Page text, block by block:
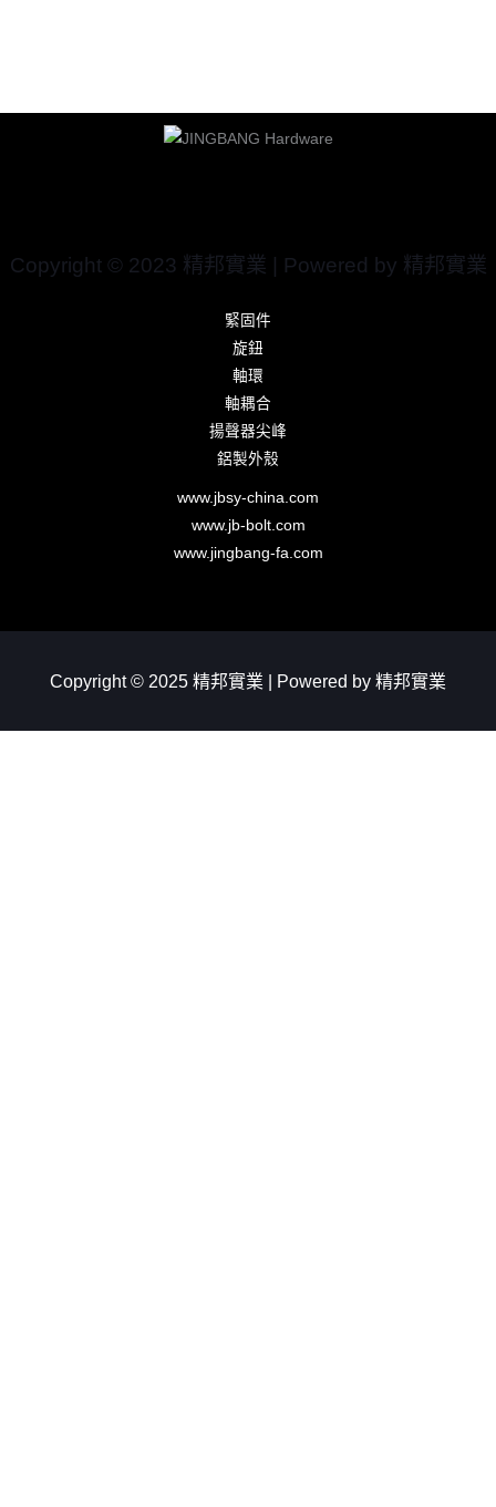
Copyright © 2023 精邦實業 | Powered by 精邦實業
緊固件
旋鈕
軸環
軸耦合
揚聲器尖峰
鋁製外殼
www.jbsy-china.com
www.jb-bolt.com
www.jingbang-fa.com
Copyright © 2025 精邦實業 | Powered by 精邦實業